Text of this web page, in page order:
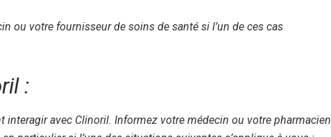
ou votre fournisseur de soins de santé si l’un de ces cas
:
interagir avec Clinoril. Informez votre médecin ou votre pharmacien